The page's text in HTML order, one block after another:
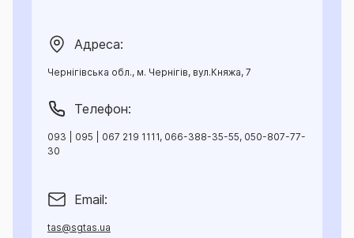
Адреса:
Чернігівська обл., м. Чернігів, вул.Княжа, 7
Телефон:
093 | 095 | 067 219 1111, 066-388-35-55, 050-807-77-
30
Email:
tas@sgtas.ua